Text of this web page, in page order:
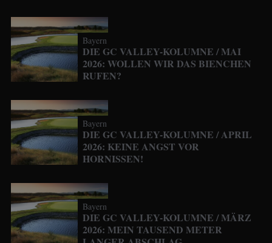
Bayern
DIE GC VALLEY-KOLUMNE / MAI
2026: WOLLEN WIR DAS BIENCHEN
RUFEN?
Bayern
DIE GC VALLEY-KOLUMNE / APRIL
2026: KEINE ANGST VOR
HORNISSEN!
Bayern
DIE GC VALLEY-KOLUMNE / MÄRZ
2026: MEIN TAUSEND METER